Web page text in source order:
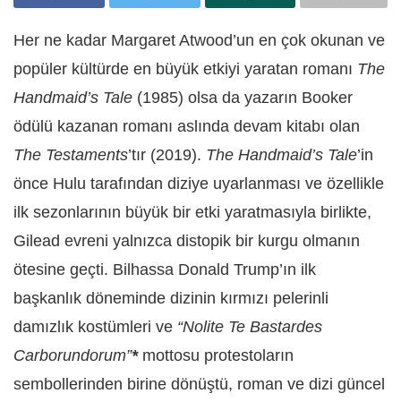
Her ne kadar Margaret Atwood’un en çok okunan ve
popüler kültürde en büyük etkiyi yaratan romanı The
Handmaid’s Tale (1985) olsa da yazarın Booker
ödülü kazanan romanı aslında devam kitabı olan
The Testaments’tır (2019). The Handmaid’s Tale’in
önce Hulu tarafından diziye uyarlanması ve özellikle
ilk sezonlarının büyük bir etki yaratmasıyla birlikte,
Gilead evreni yalnızca distopik bir kurgu olmanın
ötesine geçti. Bilhassa Donald Trump’ın ilk
başkanlık döneminde dizinin kırmızı pelerinli
damızlık kostümleri ve “Nolite Te Bastardes
Carborundorum”*mottosu protestoların
sembollerinden birine dönüştü, roman ve dizi güncel